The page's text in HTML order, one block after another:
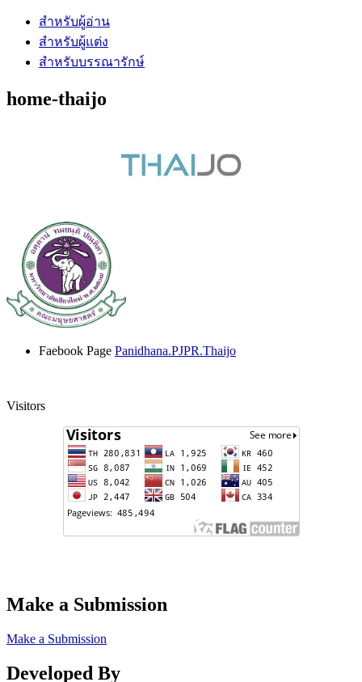
สำหรับผู้อ่าน
สำหรับผู้แต่ง
สำหรับบรรณารักษ์
home-thaijo
Faebook Page Panidhana.PJPR.Thaijo
Visitors
Make a Submission
Make a Submission
Developed By